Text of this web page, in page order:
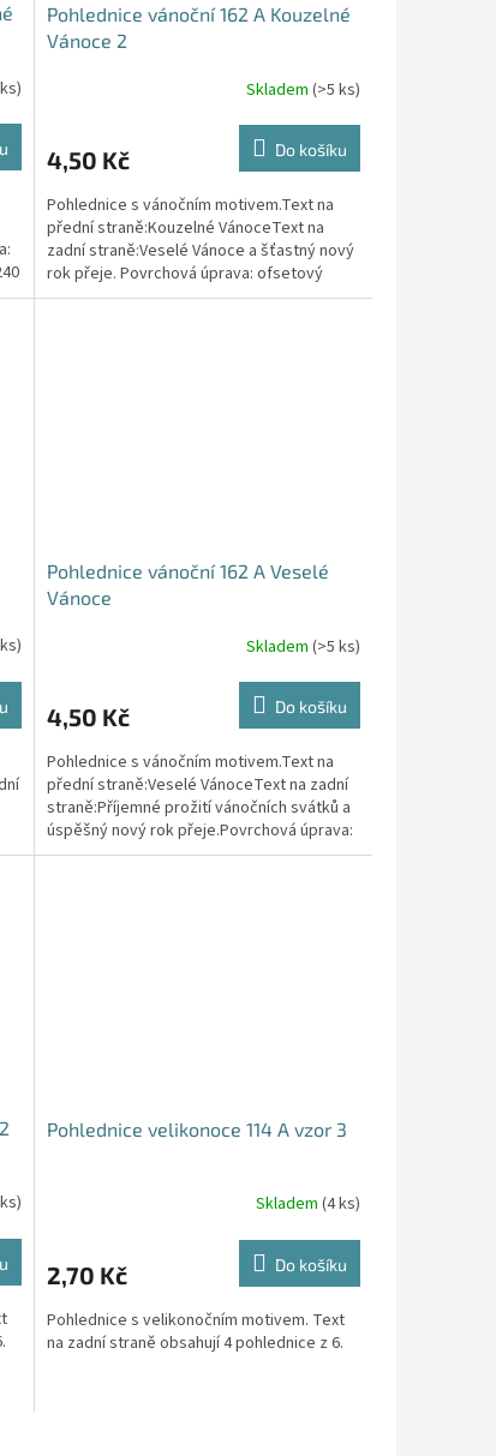
Pohlednice vánoční 162 A Kouzelné
Vánoce 2
Skladem (>5 ks)
4,50 Kč Do košíku
Pohlednice s vánočním motivem.Text na
přední straně:Kouzelné VánoceText na
zadní straně:Veselé Vánoce a šťastný nový
rok přeje. Povrchová úprava: ofsetový
lakPapír:...
Pohlednice vánoční 162 A Veselé
Vánoce
Skladem (>5 ks)
4,50 Kč Do košíku
Pohlednice s vánočním motivem.Text na
přední straně:Veselé VánoceText na zadní
straně:Příjemné prožití vánočních svátků a
úspěšný nový rok přeje.Povrchová úprava:
ofsetový...
Pohlednice velikonoce 114 A vzor 3
Skladem (4 ks)
2,70 Kč Do košíku
Pohlednice s velikonočním motivem. Text
na zadní straně obsahují 4 pohlednice z 6.